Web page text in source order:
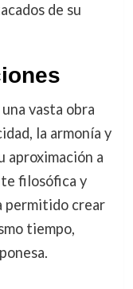
de su
vasta obra
la armonía y
aproximación a
filosófica y
permitido crear
tiempo,